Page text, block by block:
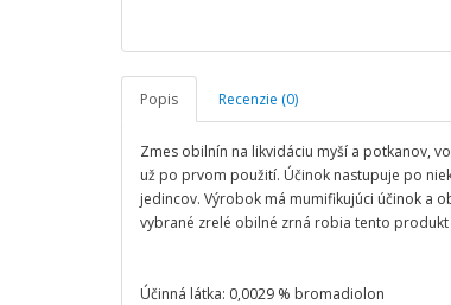
Popis Recenzie (0)
Zmes obilnín na likvidáciu myší a potkanov,
už po prvom použití. Účinok nastupuje po
jedincov. Výrobok má mumifikujúci účinok a
vybrané zrelé obilné zrná robia tento
Účinná látka: 0,0029 % bromadiolon